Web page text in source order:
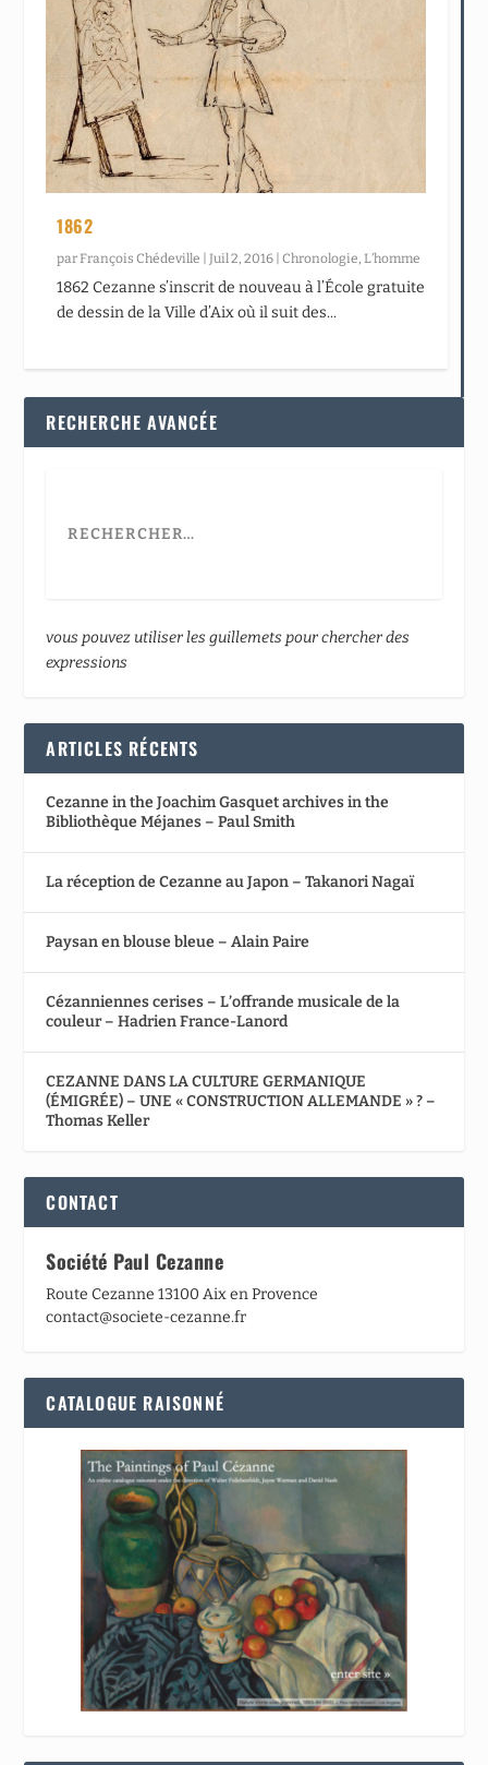
1862
parFrançois Chédeville |Juil 2, 2016 |Chronologie,L’homme
1862 Cezanne s’inscrit de nouveau à l’École gratuite
de dessin de la Ville d’Aix où il suit des...
RECHERCHE AVANCÉE
vous pouvez utiliser les guillemets pour chercher des
expressions
ARTICLES RÉCENTS
Cezanne in the Joachim Gasquet archives in the
Bibliothèque Méjanes – Paul Smith
La réception de Cezanne au Japon – Takanori Nagaï
Paysan en blouse bleue – Alain Paire
Cézanniennes cerises – L’offrande musicale de la
couleur – Hadrien France-Lanord
CEZANNE DANS LA CULTURE GERMANIQUE
(ÉMIGRÉE) – UNE « CONSTRUCTION ALLEMANDE » ? –
Thomas Keller
CONTACT
Société Paul Cezanne
Route Cezanne 13100 Aix en Provence
contact@societe-cezanne.fr
CATALOGUE RAISONNÉ